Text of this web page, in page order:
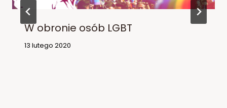
W obronie osób LGBT
13 lutego 2020